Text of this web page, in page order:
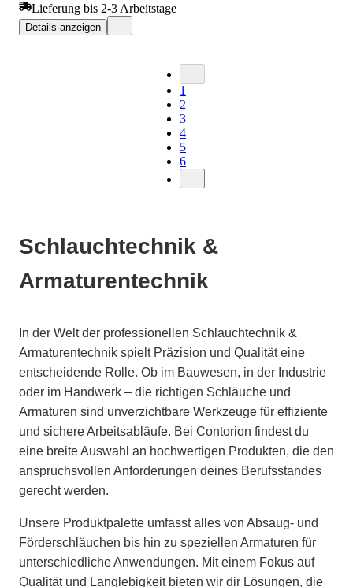
Lieferung bis 2-3 Arbeitstage
Details anzeigen
1
2
3
4
5
6
Schlauchtechnik &
Armaturentechnik
In der Welt der professionellen Schlauchtechnik &
Armaturentechnik spielt Präzision und Qualität eine
entscheidende Rolle. Ob im Bauwesen, in der Industrie
oder im Handwerk – die richtigen Schläuche und
Armaturen sind unverzichtbare Werkzeuge für effiziente
und sichere Arbeitsabläufe. Bei Contorion findest du
eine breite Auswahl an hochwertigen Produkten, die den
anspruchsvollen Anforderungen deines Berufsstandes
gerecht werden.
Unsere Produktpalette umfasst alles von Absaug- und
Förderschläuchen bis hin zu speziellen Armaturen für
unterschiedliche Anwendungen. Mit einem Fokus auf
Qualität und Langlebigkeit bieten wir dir Lösungen, die